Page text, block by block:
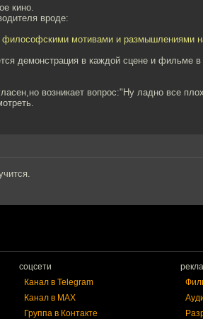
кино.
вроде:
философскими мотивами и размышлениями
демонстрация в каждой сцене и фильме
возникает вопрос:"Ну ладно все
соцсети
Канал в Telegram
Канал в MAX
Группа в Контакте